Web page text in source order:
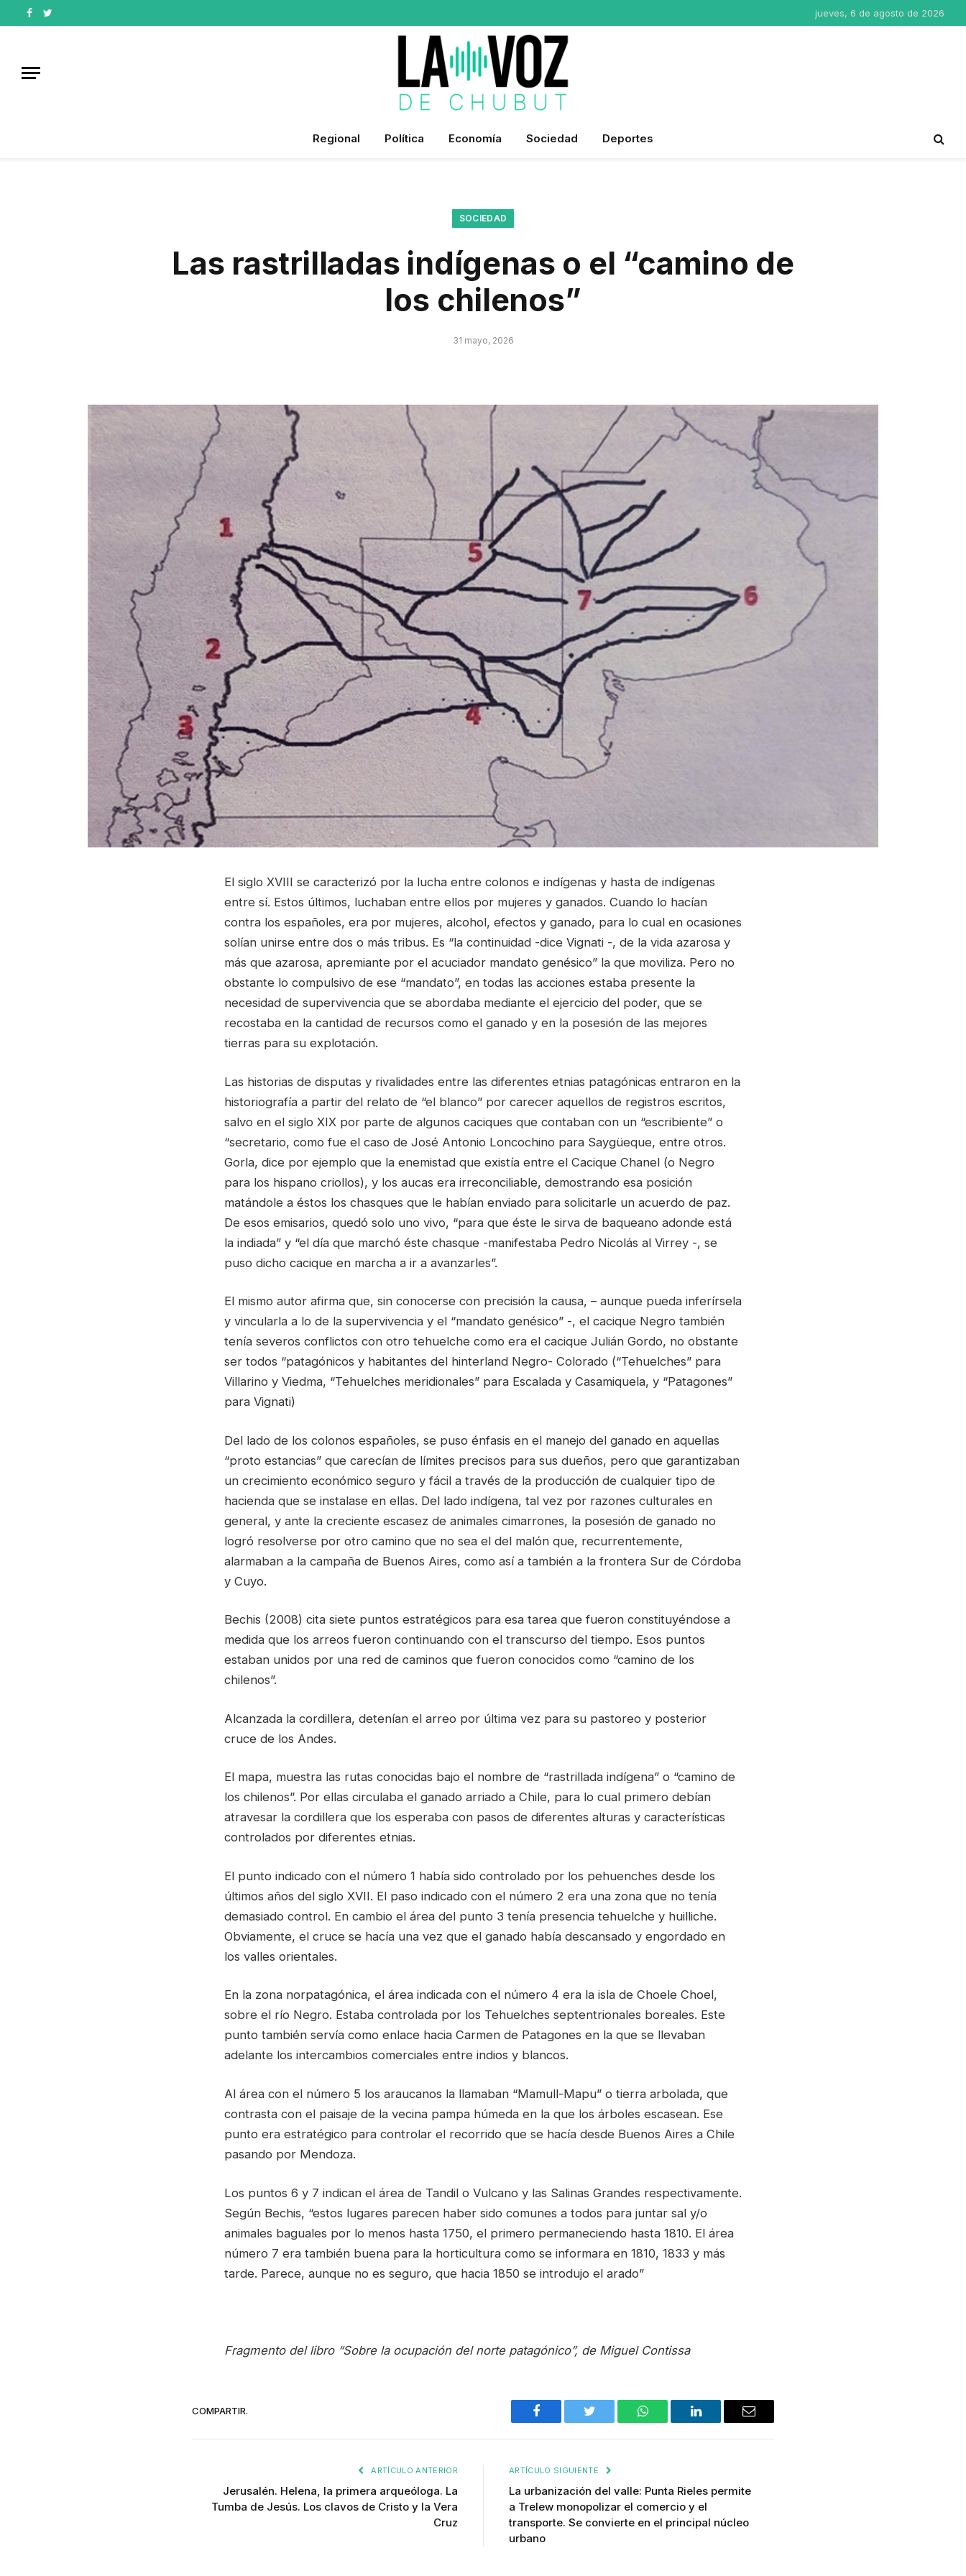
Facebook
Twitter
jueves, 6 de agosto de 2026
Regional Política Economía Sociedad Deportes
SOCIEDAD
Las rastrilladas indígenas o el “camino de
los chilenos”
31 mayo, 2026
El siglo XVIII se caracterizó por la lucha entre colonos e indígenas y hasta de indígenas
entre sí. Estos últimos, luchaban entre ellos por mujeres y ganados. Cuando lo hacían
contra los españoles, era por mujeres, alcohol, efectos y ganado, para lo cual en ocasiones
solían unirse entre dos o más tribus. Es “la continuidad -dice Vignati -, de la vida azarosa y
más que azarosa, apremiante por el acuciador mandato genésico” la que moviliza. Pero no
obstante lo compulsivo de ese “mandato”, en todas las acciones estaba presente la
necesidad de supervivencia que se abordaba mediante el ejercicio del poder, que se
recostaba en la cantidad de recursos como el ganado y en la posesión de las mejores
tierras para su explotación.
Las historias de disputas y rivalidades entre las diferentes etnias patagónicas entraron en la
historiografía a partir del relato de “el blanco” por carecer aquellos de registros escritos,
salvo en el siglo XIX por parte de algunos caciques que contaban con un “escribiente” o
“secretario, como fue el caso de José Antonio Loncochino para Saygüeque, entre otros.
Gorla, dice por ejemplo que la enemistad que existía entre el Cacique Chanel (o Negro
para los hispano criollos), y los aucas era irreconciliable, demostrando esa posición
matándole a éstos los chasques que le habían enviado para solicitarle un acuerdo de paz.
De esos emisarios, quedó solo uno vivo, “para que éste le sirva de baqueano adonde está
la indiada” y “el día que marchó éste chasque -manifestaba Pedro Nicolás al Virrey -, se
puso dicho cacique en marcha a ir a avanzarles”.
El mismo autor afirma que, sin conocerse con precisión la causa, – aunque pueda inferírsela
y vincularla a lo de la supervivencia y el “mandato genésico” -, el cacique Negro también
tenía severos conflictos con otro tehuelche como era el cacique Julián Gordo, no obstante
ser todos “patagónicos y habitantes del hinterland Negro- Colorado (“Tehuelches” para
Villarino y Viedma, “Tehuelches meridionales” para Escalada y Casamiquela, y “Patagones”
para Vignati)
Del lado de los colonos españoles, se puso énfasis en el manejo del ganado en aquellas
“proto estancias” que carecían de límites precisos para sus dueños, pero que garantizaban
un crecimiento económico seguro y fácil a través de la producción de cualquier tipo de
hacienda que se instalase en ellas. Del lado indígena, tal vez por razones culturales en
general, y ante la creciente escasez de animales cimarrones, la posesión de ganado no
logró resolverse por otro camino que no sea el del malón que, recurrentemente,
alarmaban a la campaña de Buenos Aires, como así a también a la frontera Sur de Córdoba
y Cuyo.
Bechis (2008) cita siete puntos estratégicos para esa tarea que fueron constituyéndose a
medida que los arreos fueron continuando con el transcurso del tiempo. Esos puntos
estaban unidos por una red de caminos que fueron conocidos como “camino de los
chilenos”.
Alcanzada la cordillera, detenían el arreo por última vez para su pastoreo y posterior
cruce de los Andes.
El mapa, muestra las rutas conocidas bajo el nombre de “rastrillada indígena” o “camino de
los chilenos”. Por ellas circulaba el ganado arriado a Chile, para lo cual primero debían
atravesar la cordillera que los esperaba con pasos de diferentes alturas y características
controlados por diferentes etnias.
El punto indicado con el número 1 había sido controlado por los pehuenches desde los
últimos años del siglo XVII. El paso indicado con el número 2 era una zona que no tenía
demasiado control. En cambio el área del punto 3 tenía presencia tehuelche y huilliche.
Obviamente, el cruce se hacía una vez que el ganado había descansado y engordado en
los valles orientales.
En la zona norpatagónica, el área indicada con el número 4 era la isla de Choele Choel,
sobre el río Negro. Estaba controlada por los Tehuelches septentrionales boreales. Este
punto también servía como enlace hacia Carmen de Patagones en la que se llevaban
adelante los intercambios comerciales entre indios y blancos.
Al área con el número 5 los araucanos la llamaban “Mamull-Mapu” o tierra arbolada, que
contrasta con el paisaje de la vecina pampa húmeda en la que los árboles escasean. Ese
punto era estratégico para controlar el recorrido que se hacía desde Buenos Aires a Chile
pasando por Mendoza.
Los puntos 6 y 7 indican el área de Tandil o Vulcano y las Salinas Grandes respectivamente.
Según Bechis, “estos lugares parecen haber sido comunes a todos para juntar sal y/o
animales baguales por lo menos hasta 1750, el primero permaneciendo hasta 1810. El área
número 7 era también buena para la horticultura como se informara en 1810, 1833 y más
tarde. Parece, aunque no es seguro, que hacia 1850 se introdujo el arado”
Fragmento del libro “Sobre la ocupación del norte patagónico”, de Miguel Contissa
COMPARTIR.
Facebook Twitter WhatsAppLinkedIn Email
ARTÍCULO ANTERIOR
Jerusalén. Helena, la primera arqueóloga. La
Tumba de Jesús. Los clavos de Cristo y la Vera
Cruz
ARTÍCULO SIGUIENTE
La urbanización del valle: Punta Rieles permite
a Trelew monopolizar el comercio y el
transporte. Se convierte en el principal núcleo
urbano